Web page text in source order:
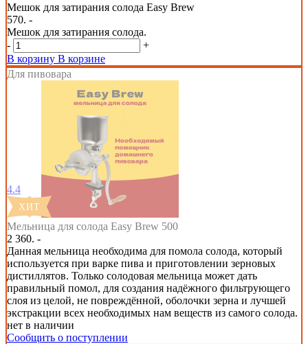
Мешок для затирания солода Easy Brew
570. -
Мешок для затирания солода.
-
+
В корзину В корзине
Для пивовара
4.4
Мельница для солода Easy Brew 500
2 360. -
Данная мельница необходима для помола солода, который
используется при варке пива и приготовлении зерновых
дистиллятов. Только солодовая мельница может дать
правильный помол, для создания надёжного фильтрующего
слоя из целой, не повреждённой, оболочки зерна и лучшей
экстракции всех необходимых нам веществ из самого солода.
нет в наличии
Сообщить о поступлении